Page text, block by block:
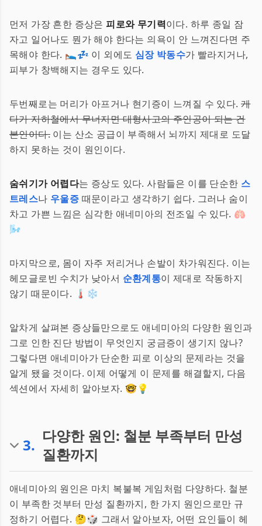
먼저 가장 흔한 증상은피로와 무기력이다. 하루 종일 잠
자고 일어나도 뭔가 해야 한다는 의욕이 안 느껴진다면 주
목해야 한다. 🛌💤 이 외에도 심장 박동수가 빨라지거나,
피부가 창백해지는 경우도 있다.
두번째로는 머리가 아프거나 현기증이 느껴질 수 있다. 게
다가 지하철에서 무너지면 대형사고의 주인공이 되는 건
본인이다. 이는 산소 공급이 부족해서 뇌까지 제대로 도달
하지 못하는 것이 원인이다.
숨쉬기가 어렵다는 증상도 있다. 사람들은 이를 단순한 스
트레스나 우울증 때문이라고 생각하기 쉽다. 그러나 숨이
차고 가쁜 느낌은 심각한 애네미아의 전조일 수 있다. 🫁
🌬️
마지막으로, 몸이 자주 저리거나 손발이 차가워진다. 이는
헤모글로빈 수치가 낮아서 순환계통이 제대로 작동하지
않기 때문이다. 🌡️❄️
알차게 살펴본 증상들만으로도 애네미아의 다양한 원인과
그로 인한 진단 방법이 무엇인지 궁금증이 생기지 않나?
그렇다면 애네미아가 단순한 피로 이상의 문제라는 것을
알게 됐을 것이다. 이제 어떻게 이 문제를 해결할지, 다음
섹션에서 자세히 알아보자. 🤓💡
3. 다양한 원인: 철분 부족부터 만성
질환까지
애네미아의 원인은 마치 복불복 게임처럼 다양하다. 철분
이 부족한 것부터 만성 질환까지, 한 가지 원인으로만 규
정하기 어렵다. 🤔🎲 그래서 알아보자, 어떤 요인들이 헤